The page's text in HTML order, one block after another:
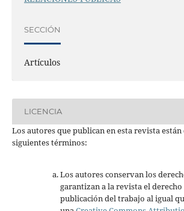
SECCIÓN
Artículos
LICENCIA
Los autores que publican en esta revista
siguientes términos:
Los autores conservan los
garantizan a la revista el
publicación del trabajo al igual